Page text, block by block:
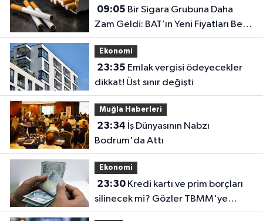
09:05
Zam Geldi: BAT’ın Yeni Fiyatları Belli
Oldu
Ekonomi
23:35
dikkat! Üst sınır değişti
Muğla Haberleri
23:34
Bodrum'da Attı
Ekonomi
23:30Kredi kartı ve prim borçları
silinecek mi? Gözler TBMM'ye
çevrildi